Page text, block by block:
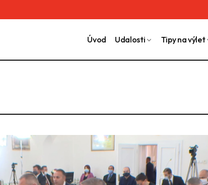
Úvod Udalosti Tipy na výlet